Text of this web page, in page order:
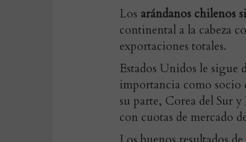
Los arándanos chilenos
continental a la cabeza
exportaciones totales.
Estados Unidos le sigue
importancia como socio
su parte, Corea del Sur
con cuotas de mercado